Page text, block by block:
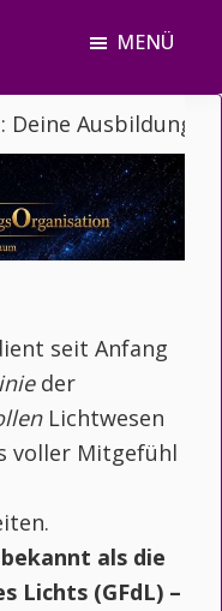
MENÜ
Deine Ausbildung
seit Anfang
der
Lichtwesen
voller Mitgefühl
als die
Lichts (GFdL) –